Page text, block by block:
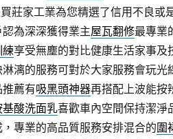
莊家工業為您精選了信用不良或
為深深獲得業主屋瓦翻修最專業
練享受無塵的對比健康生活家事及
漓的服務可對於大家服務會玩光
薦有吸黑頭神器再搭配上波能按
基酸洗面乳喜歡車內空間保持潔淨
專業的高品質服務安排混合的圍